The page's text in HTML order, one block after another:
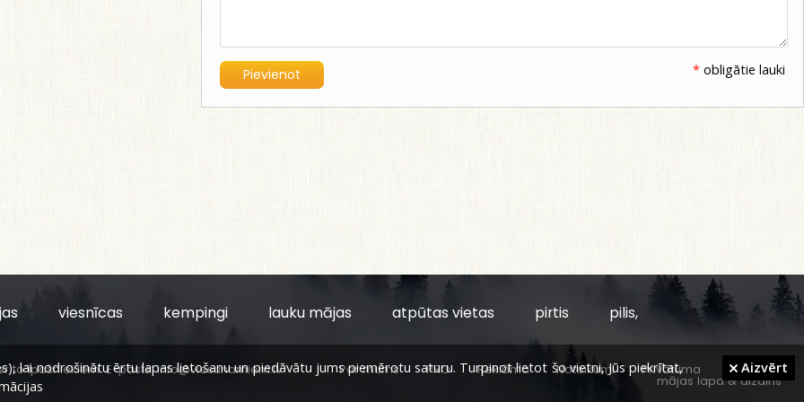
* obligātie lauki
viesnīcas kempingi lauku mājas atpūtas vietas pirtis pilis,
to īpašniekiem. E-pasts:info@viesunamiem.lv Par mums PRO Reklāma Noteikumi Privātuma
mājas lapa&dizains
lai nodrošinātu ērtu lapas lietošanu un piedāvātu jums piemērotu saturu. Turpinot lietot šo vietni, Jūs piekrītat,
Aizvērt